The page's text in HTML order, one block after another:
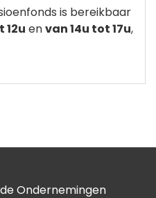
is bereikbaar
12u envan 14u tot 17u,
Ondernemingen